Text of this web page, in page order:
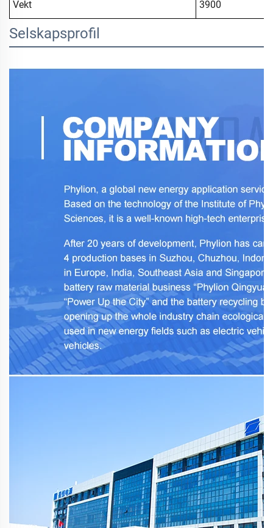
Vekt 3900
Selskapsprofil